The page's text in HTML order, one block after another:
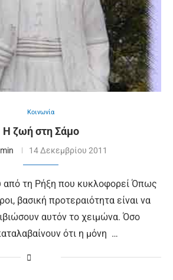
Κοινωνία
Η ζωή στη Σάμο
14 Δεκεμβρίου 2011
από τη Ρήξη που κυκλοφορεί Όπως
βασική προτεραιότητα είναι να
αυτόν το χειμώνα. Όσο
ότι η μόνη …